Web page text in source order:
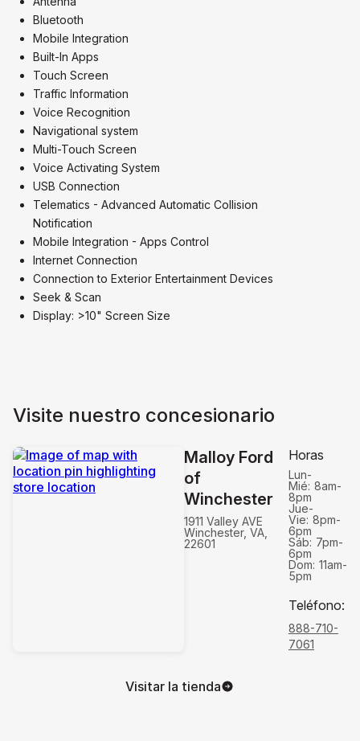
Bluetooth
Mobile Integration
Built-In Apps
Touch Screen
Traffic Information
Voice Recognition
Navigational system
Multi-Touch Screen
Voice Activating System
USB Connection
Telematics - Advanced Automatic Collision
Notification
Mobile Integration - Apps Control
Internet Connection
Connection to Exterior Entertainment Devices
Seek & Scan
Display: >10" Screen Size
Visite nuestro concesionario
Malloy Ford
of
Winchester
1911 Valley AVE
Winchester, VA,
22601
Horas
Lun-
Mié: 8am-
8pm
Jue-
Vie: 8pm-
6pm
Sáb: 7pm-
6pm
Dom: 11am-
5pm
Teléfono:
888-710-
7061
Visitar la tienda